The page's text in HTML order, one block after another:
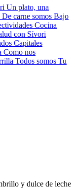
Un plato, una
De carne somos Bajo
Cocina
con Sívori
Capitales
Como nos
Todos somos Tu
y dulce de leche